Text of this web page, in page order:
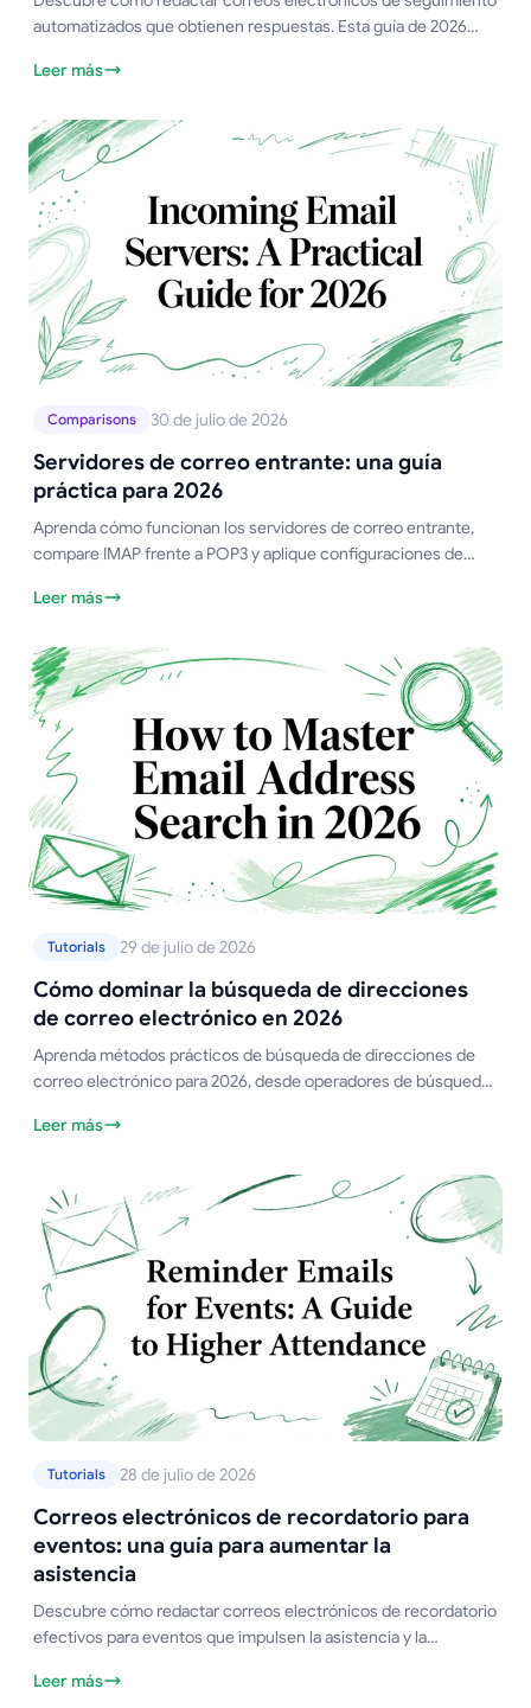
automatizados que obtienen respuestas. Esta guía de 2026
Leer más
Comparisons 30 de julio de 2026
Servidores de correo entrante: una guía
práctica para 2026
Aprenda cómo funcionan los servidores de correo entrante,
compare IMAP frente a POP3 y aplique configuraciones de
lleguen a la bandeja de entrada principal.
Leer más
Tutorials 29 de julio de 2026
Cómo dominar la búsqueda de direcciones
de correo electrónico en 2026
Aprenda métodos prácticos de búsqueda de direcciones de
correo electrónico para 2026, desde operadores de búsqueda
privacidad y preparación para prospección.
Leer más
Tutorials 28 de julio de 2026
Correos electrónicos de recordatorio para
eventos: una guía para aumentar la
asistencia
Descubre cómo redactar correos electrónicos de recordatorio
efectivos para eventos que impulsen la asistencia y la
Leer más